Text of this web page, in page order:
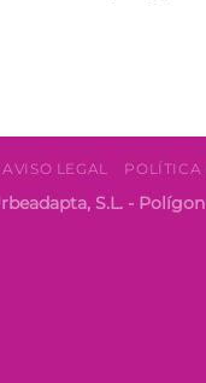
AVISO LEGAL POLÍTICA
S.L. -